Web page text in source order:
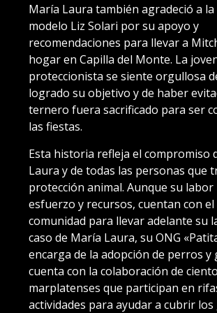
María Laura también agradeció a la
modelo Liz Solari por su apoyo y
recomendaciones para llevar a
hogar en Capilla del Monte. La
proteccionista se siente orgullosa
logrado su objetivo y de haber
ternero fuera sacrificado para ser
las fiestas.
Esta historia refleja el compromiso
Laura y de todas las personas que
protección animal. Aunque su
esfuerzo y recursos, cuentan con el
comunidad para llevar adelante su
caso de María Laura, su ONG
encarga de la adopción de perros y
cuenta con la colaboración de
marplatenses que participan en
actividades para ayudar a cubrir los